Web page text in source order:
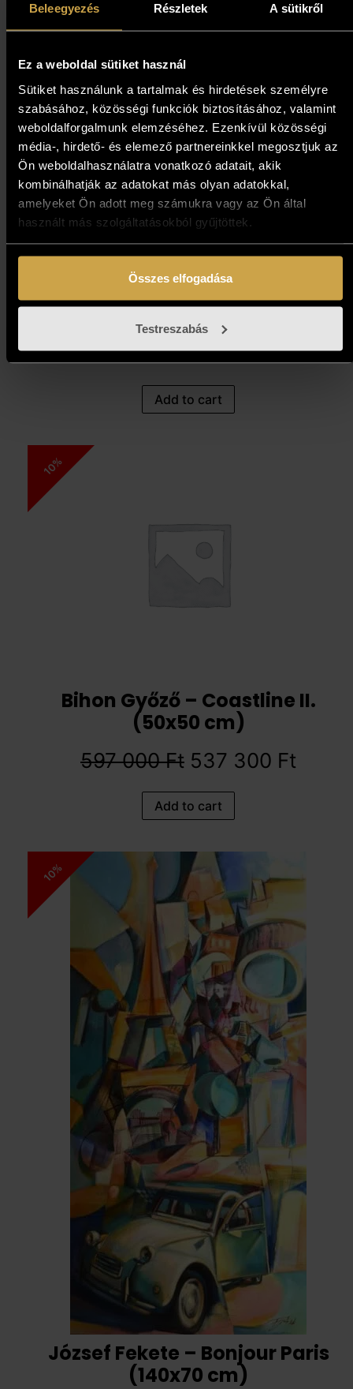
Beleegyezés Részletek A sütikről
Ez a weboldal sütiket használ
Sütiket használunk a tartalmak és hirdetések személyre
szabásához, közösségi funkciók biztosításához, valamint
weboldalforgalmunk elemzéséhez. Ezenkívül közösségi
média-, hirdető- és elemező partnereinkkel megosztjuk az
Ön weboldalhasználatra vonatkozó adatait, akik
kombinálhatják az adatokat más olyan adatokkal,
amelyeket Ön adott meg számukra vagy az Ön által
használt más szolgáltatásokból gyűjtöttek.
Összes elfogadása
Testreszabás
10%
Sándor Czobor – Longing
(31x7 cm)
541 000Ft 486 900Ft
Add to cart
10%
Bihon Győző – Coastline II.
(50x50 cm)
597 000Ft 537 300 Ft
Add to cart
10%
József Fekete – Bonjour Paris
(140x70 cm)